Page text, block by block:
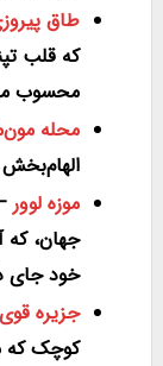
طاق
که قلب
محسوب
محله
موزه لوور
جهان، که
خود جای
جزیره
کوچک که